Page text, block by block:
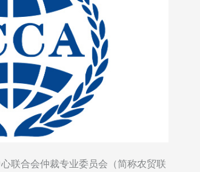
联合会仲裁专业委员会（简称农贸联